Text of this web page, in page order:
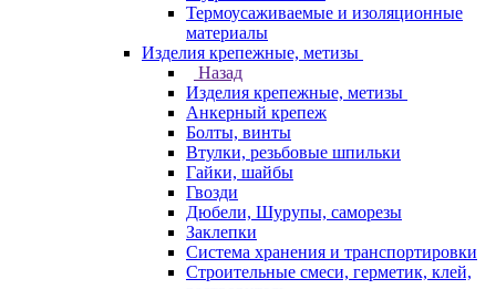
Термоусаживаемые и изоляционные
материалы
Изделия крепежные, метизы
Назад
Изделия крепежные, метизы
Анкерный крепеж
Болты, винты
Втулки, резьбовые шпильки
Гайки, шайбы
Гвозди
Дюбели, Шурупы, саморезы
Заклепки
Система хранения и транспортировки
Строительные смеси, герметик, клей,